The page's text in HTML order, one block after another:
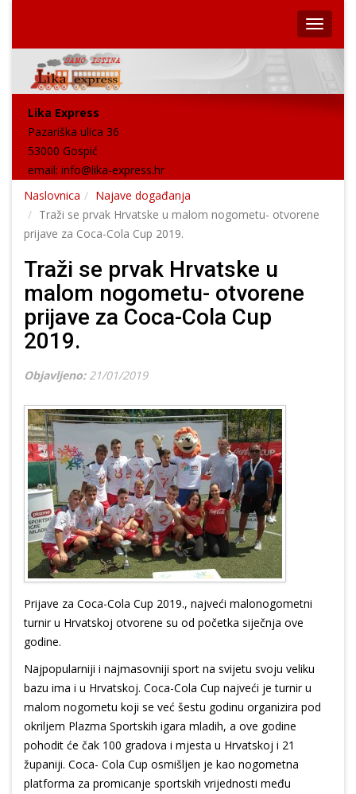
Lika Express
Pazariška ulica 36
53000 Gospić
email: info@lika-express.hr
Naslovnica
Najave događanja
Traži se prvak Hrvatske u malom nogometu- otvorene
prijave za Coca-Cola Cup 2019.
Traži se prvak Hrvatske u
malom nogometu- otvorene
prijave za Coca-Cola Cup
2019.
Objavljeno: 21/01/2019
Prijave za Coca-Cola Cup 2019., najveći malonogometni
turnir u Hrvatskoj otvorene su od početka siječnja ove
godine.
Najpopularniji i najmasovniji sport na svijetu svoju veliku
bazu ima i u Hrvatskoj. Coca-Cola Cup najveći je turnir u
malom nogometu koji se već šestu godinu organizira pod
okriljem Plazma Sportskih igara mladih, a ove godine
pohodit će čak 100 gradova i mjesta u Hrvatskoj i 21
županiji. Coca- Cola Cup osmišljen je kao nogometna
platforma za promicanje sportskih vrijednosti među